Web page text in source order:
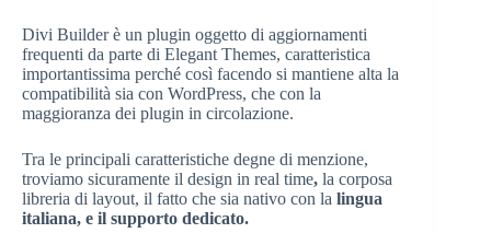
Divi Builder è un plugin oggetto di aggiornamenti
frequenti da parte di Elegant Themes, caratteristica
importantissima perché così facendo si mantiene alta la
compatibilità sia con WordPress, che con la
maggioranza dei plugin in circolazione.
Tra le principali caratteristiche degne di menzione,
troviamo sicuramente il design in real time, la corposa
libreria di layout, il fatto che sia nativo con la lingua
italiana, e il supporto dedicato.